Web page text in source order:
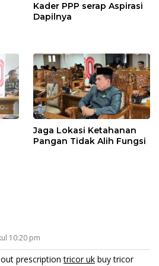
Kader PPP serap Aspirasi
Dapilnya
Jaga Lokasi Ketahanan
Pangan Tidak Alih Fungsi
10:20 pm
prescriptiontricor uk buy tricor